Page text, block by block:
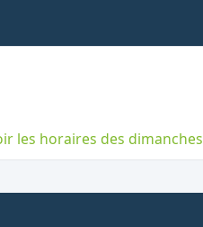
les horaires des dimanches